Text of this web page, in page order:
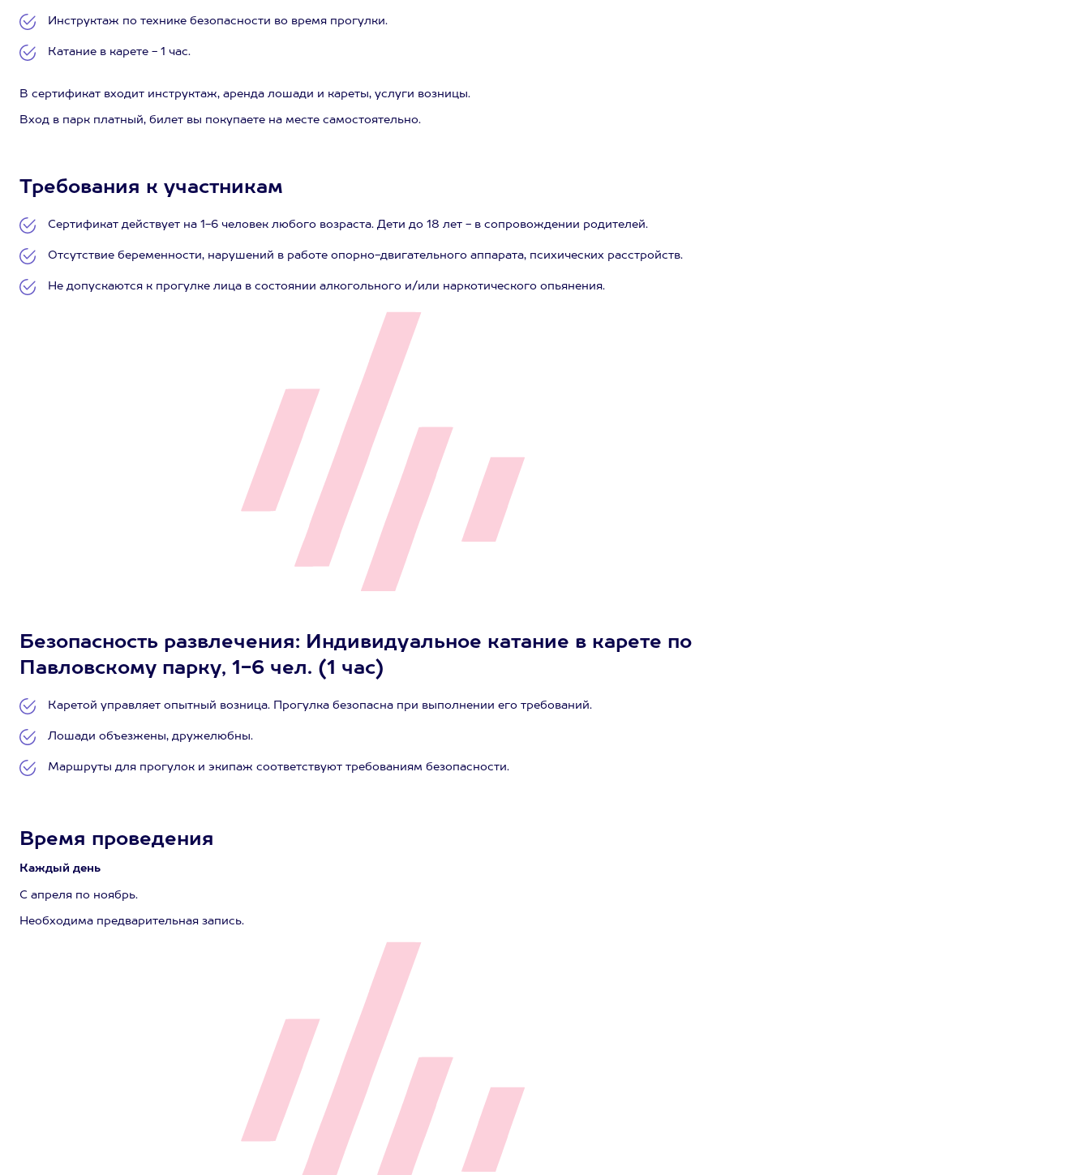
Инструктаж по технике безопасности во время прогулки.
Катание в карете - 1 час.
В сертификат входит инструктаж, аренда лошади и кареты, услуги возницы.
Вход в парк платный, билет вы покупаете на месте самостоятельно.
Требования к участникам
Сертификат действует на 1-6 человек любого возраста. Дети до 18 лет - в сопровождении родителей.
Отсутствие беременности, нарушений в работе опорно-двигательного аппарата, психических расстройств.
Не допускаются к прогулке лица в состоянии алкогольного и/или наркотического опьянения.
Безопасность развлечения: Индивидуальное катание в карете по
Павловскому парку, 1-6 чел. (1 час)
Каретой управляет опытный возница. Прогулка безопасна при выполнении его требований.
Лошади объезжены, дружелюбны.
Маршруты для прогулок и экипаж соответствуют требованиям безопасности.
Время проведения
Каждый день
С апреля по ноябрь.
Необходима предварительная запись.